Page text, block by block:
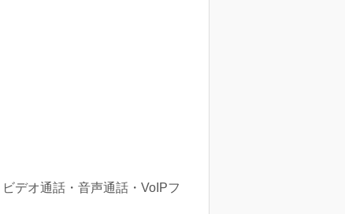
デオ通話・音声通話・VoIPフ